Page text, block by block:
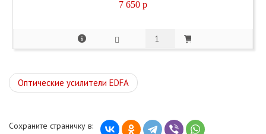
7 650 p
Оптические усилители EDFA
Сохраните страничку в: